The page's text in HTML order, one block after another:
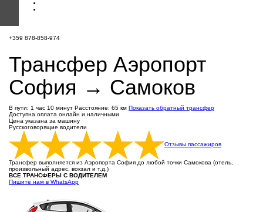
+359 878-858-974
Трансфер Аэропорт
София → Самоков
В пути: 1 час 10 минут Расстояние: 65 км Показать обратный трансфер
Доступна оплата онлайн и наличными
Цена указана за машину
Русскоговорящие водители
Отзывы пассажиров
Трансфер выполняется из Аэропорта София до любой точки Самокова (отель,
произвольный адрес, вокзал и т.д.)
ВСЕ ТРАНСФЕРЫ С ВОДИТЕЛЕМ
Пишите нам в WhatsApp